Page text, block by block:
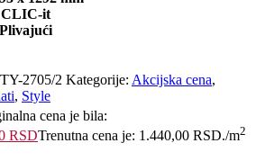
CLIC-it
Plivajući
2705/2 Kategorije: Akcijska cena,
, Style
cena je bila:
RSDTrenutna cena je: 1.440,00 RSD./m2